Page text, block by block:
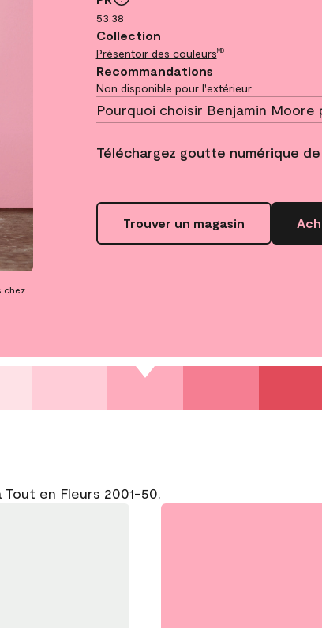
53.38
Collection
Présentoir des couleursMD
Recommandations
Non disponible pour l'extérieur.
Pourquoi choisir Benjamin
Téléchargez goutte numérique
Trouver un magasin
chez
en Fleurs 2001-50.